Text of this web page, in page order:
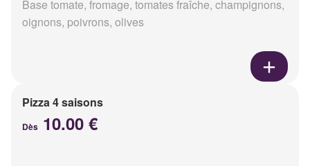
Base tomate, fromage, tomates fraîche, champignons,
oignons, poivrons, olives
Pizza 4 saisons
Dès 10.00 €